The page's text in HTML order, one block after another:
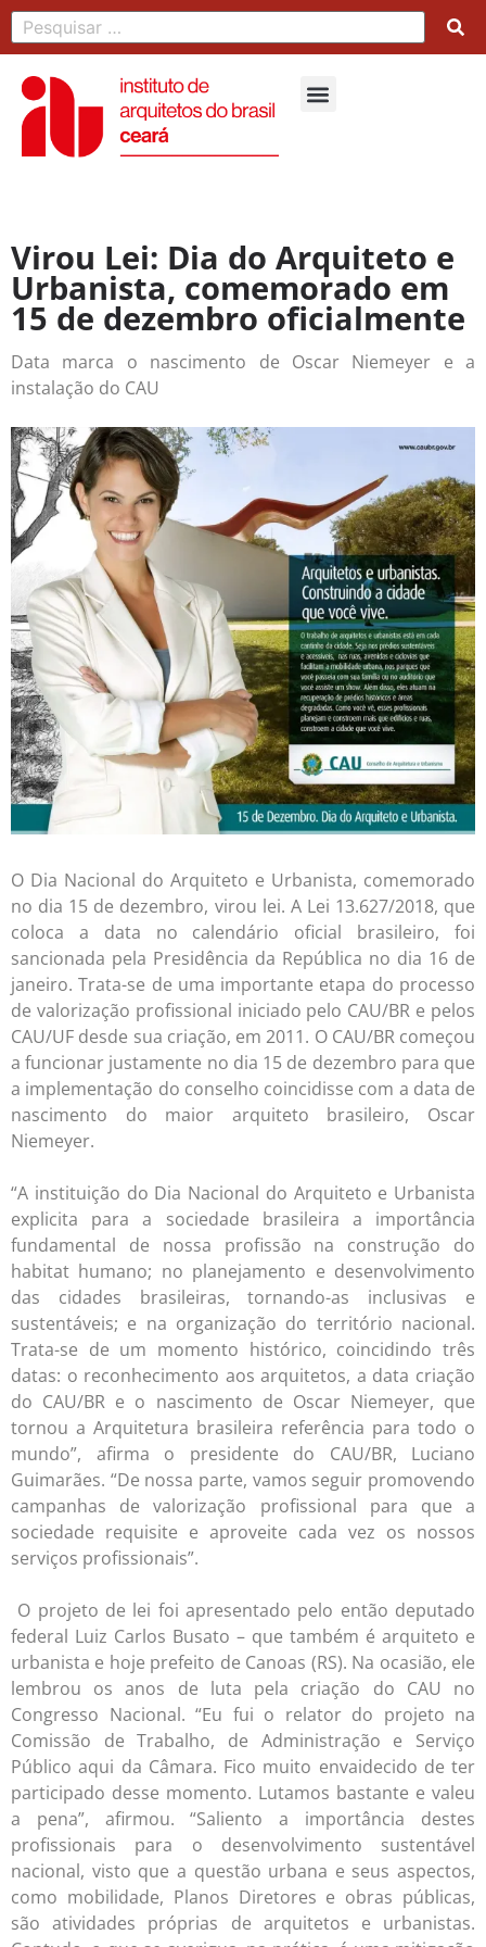
Virou Lei: Dia do Arquiteto e
Urbanista, comemorado em
15 de dezembro oficialmente
Data marca o nascimento de Oscar Niemeyer e a
instalação do CAU
O Dia Nacional do Arquiteto e Urbanista, comemorado
no dia 15 de dezembro, virou lei. A Lei 13.627/2018, que
coloca a data no calendário oficial brasileiro, foi
sancionada pela Presidência da República no dia 16 de
janeiro. Trata-se de uma importante etapa do processo
de valorização profissional iniciado pelo CAU/BR e pelos
CAU/UF desde sua criação, em 2011. O CAU/BR começou
a funcionar justamente no dia 15 de dezembro para que
a implementação do conselho coincidisse com a data de
nascimento do maior arquiteto brasileiro, Oscar
Niemeyer.
“A instituição do Dia Nacional do Arquiteto e Urbanista
explicita para a sociedade brasileira a importância
fundamental de nossa profissão na construção do
habitat humano; no planejamento e desenvolvimento
das cidades brasileiras, tornando-as inclusivas e
sustentáveis; e na organização do território nacional.
Trata-se de um momento histórico, coincidindo três
datas: o reconhecimento aos arquitetos, a data criação
do CAU/BR e o nascimento de Oscar Niemeyer, que
tornou a Arquitetura brasileira referência para todo o
mundo”, afirma o presidente do CAU/BR, Luciano
Guimarães. “De nossa parte, vamos seguir promovendo
campanhas de valorização profissional para que a
sociedade requisite e aproveite cada vez os nossos
serviços profissionais”.
O projeto de lei foi apresentado pelo então deputado
federal Luiz Carlos Busato – que também é arquiteto e
urbanista e hoje prefeito de Canoas (RS). Na ocasião, ele
lembrou os anos de luta pela criação do CAU no
Congresso Nacional. “Eu fui o relator do projeto na
Comissão de Trabalho, de Administração e Serviço
Público aqui da Câmara. Fico muito envaidecido de ter
participado desse momento. Lutamos bastante e valeu
a pena”, afirmou. “Saliento a importância destes
profissionais para o desenvolvimento sustentável
nacional, visto que a questão urbana e seus aspectos,
como mobilidade, Planos Diretores e obras públicas,
são atividades próprias de arquitetos e urbanistas.